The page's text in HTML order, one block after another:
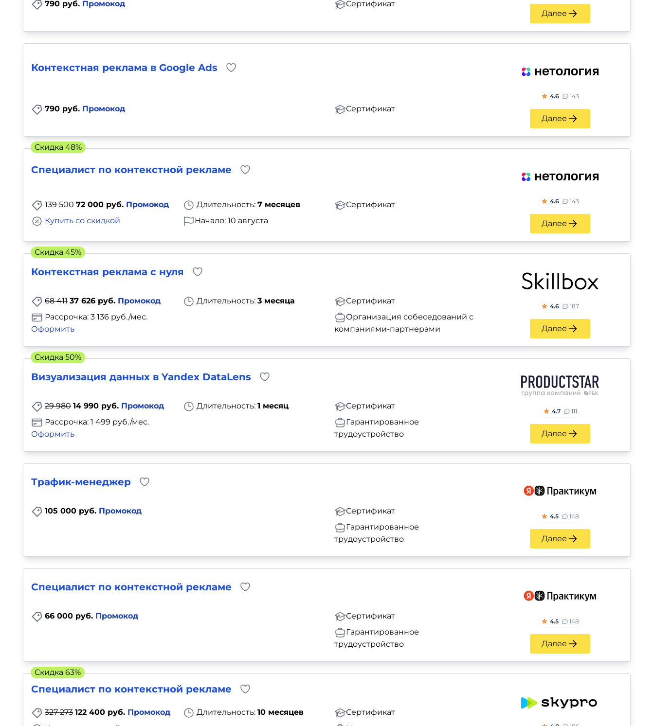
790 руб. Промокод Сертификат
Далее
Контекстная реклама в Google Ads
790 руб. Промокод Сертификат
4.6 143
Далее
Специалист по контекстной рекламе
139 500 72 000 руб. Промокод Длительность: 7 месяцев
Сертификат
Купить со скидкой
Начало: 10 августа
4.6 143
Далее
Скидка 48%
Контекстная реклама с нуля
68 411 37 626 руб. Промокод Длительность: 3 месяца
Сертификат
Рассрочка: 3 136 руб./мес.
Оформить
Организация собеседований с
компаниями-партнерами
4.6 187
Далее
Скидка 45%
Визуализация данных в Yandex DataLens
29 980 14 990 руб. Промокод Длительность: 1 месяц
Сертификат
Рассрочка: 1 499 руб./мес.
Оформить
Гарантированное
трудоустройство
4.7 111
Далее
Скидка 50%
Трафик-менеджер
105 000 руб. Промокод
Сертификат
Гарантированное
трудоустройство
4.5 148
Далее
Специалист по контекстной рекламе
66 000 руб. Промокод
Сертификат
Гарантированное
трудоустройство
4.5 148
Далее
Специалист по контекстной рекламе
327 273 122 400 руб. Промокод Длительность: 10 месяцев
Сертификат
Скидка 63%